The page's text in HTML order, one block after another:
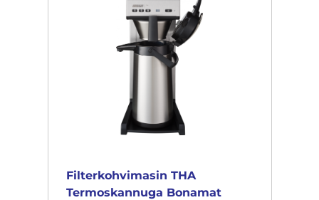
Filterkohvimasin THA
Termoskannuga Bonamat